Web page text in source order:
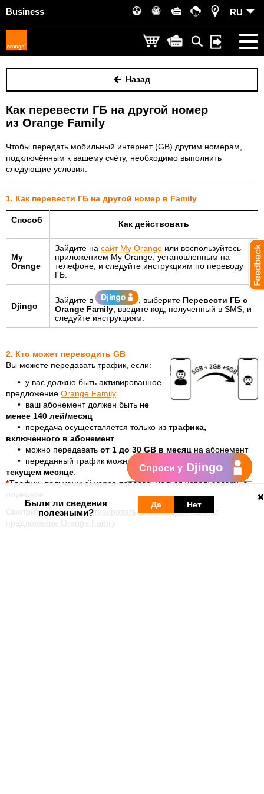
Business RU
Назад
Как перевести ГБ на другой номер
из Orange Family
Чтобы передать мобильный интернет (GB) другим номерам,
подключённым к вашему счёту, необходимо выполнить
следующие условия:
1. Как перевести ГБ на другой номер в Family
Способ Как действовать
My
Orange
Зайдите на сайт My Orange или воспользуйтесь
приложением My Orange , установленным на
телефоне, и следуйте инструкциям по переводу
ГБ.
Djingo
Зайдите в , выберите Перевести ГБ с
Orange Family , введите код, полученный в SMS, и
следуйте инструкциям.
2. Кто может переводить GB
Вы можете передавать трафик, если:
• у вас должно быть активированное
предложение Orange Family
• ваш абонемент должен быть не
менее 140 лей/месяц
• передача осуществляется только из трафика,
включенного в абонемент
• можно передавать от 1 до 30 GB в месяц на абонемент
• переданный трафик можно использовать только
текущем месяце
*Трафик, полученный через перевод, нельзя использовать в
роуминге.
Смотрите такжеКак активировать и что предоставляет
предложение Orange Family
Были ли сведения
полезными?
Да Нет
Спроси у Djingo